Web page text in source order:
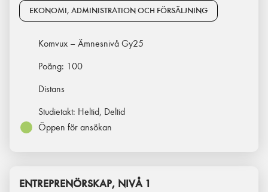
EKONOMI, ADMINISTRATION OCH FÖRSÄLJNING
Komvux – Ämnesnivå Gy25
Poäng: 100
Distans
Studietakt: Heltid, Deltid
Öppen för ansökan
ENTREPRENÖRSKAP, NIVÅ 1